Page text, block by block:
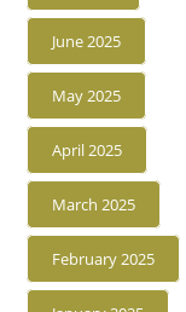
June 2025
May 2025
April 2025
March 2025
February 2025